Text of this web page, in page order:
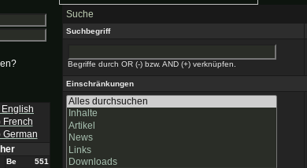
551
Suche
Suchbegriff
Begriffe durch OR (-) bzw. AND (+) verknüpfen.
Einschränkungen